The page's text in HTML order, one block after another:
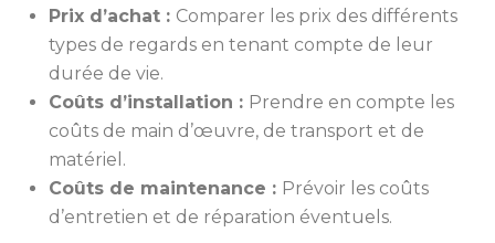
Prix d’achat : Comparer les prix des différents
types de regards en tenant compte de leur
durée de vie.
Coûts d’installation : Prendre en compte les
coûts de main d’œuvre, de transport et de
matériel.
Coûts de maintenance : Prévoir les coûts
d’entretien et de réparation éventuels.